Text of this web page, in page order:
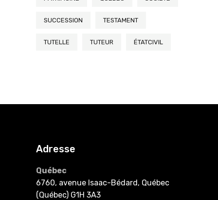
SUCCESSION TESTAMENT
TUTELLE TUTEUR ÉTATCIVIL
Adresse
Québec
6760, avenue Isaac-Bédard, Québec
(Québec) G1H 3A3